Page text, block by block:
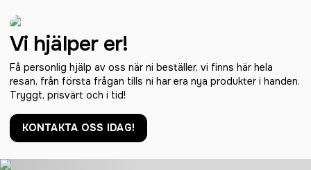
Vi hjälper er!
Få personlig hjälp av oss när ni beställer, vi finns här hela
resan, från första frågan tills ni har era nya produkter i handen.
Tryggt, prisvärt och i tid!
KONTAKTA OSS IDAG!